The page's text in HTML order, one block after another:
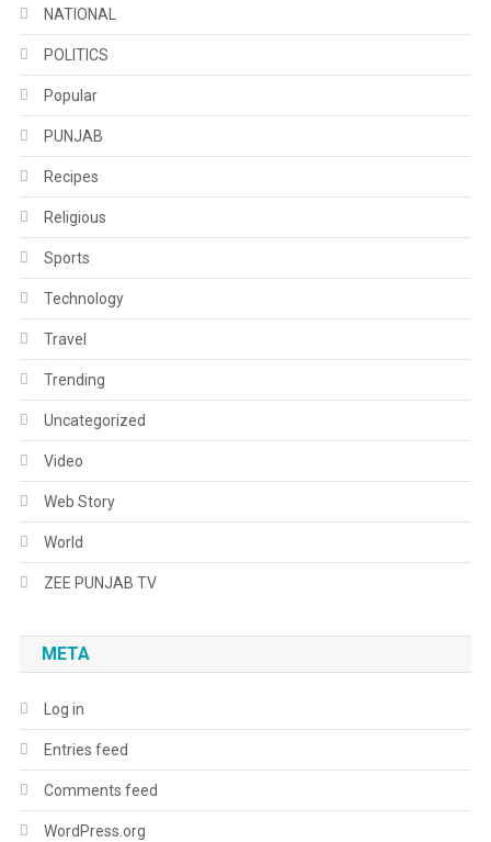
NATIONAL
POLITICS
Popular
PUNJAB
Recipes
Religious
Sports
Technology
Travel
Trending
Uncategorized
Video
Web Story
World
ZEE PUNJAB TV
META
Log in
Entries feed
Comments feed
WordPress.org